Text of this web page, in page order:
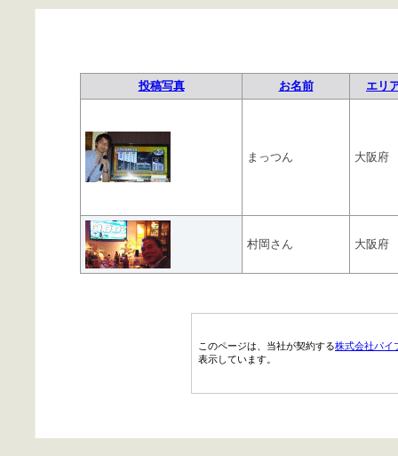
投稿写真 お名前 エリ
まっつん 大阪府
村岡さん 大阪府
このページは、当社が契約する株式会社パイ
表示しています。